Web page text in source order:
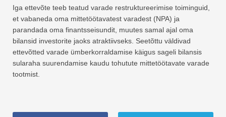
Iga ettevõte teeb teatud varade restruktureerimise toiminguid,
et vabaneda oma mittetöötavatest varadest (NPA) ja
parandada oma finantsseisundit, muutes samal ajal oma
bilansid investorite jaoks atraktiivseks. Seetõttu väldivad
ettevõtted varade ümberkorraldamise käigus sageli bilansis
sularaha suurendamise kaudu tohutute mittetöötavate varade
tootmist.